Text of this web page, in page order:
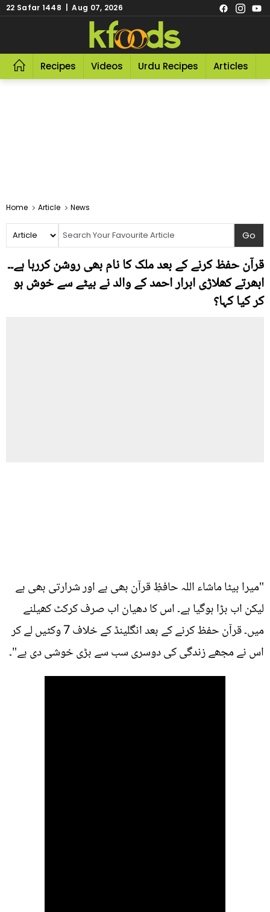
22 Safar 1448 | Aug 07, 2026
Recipes Videos Urdu Recipes Articles
Home Article News
قرآن حفظ کرنے کے بعد ملک کا نام بھی روشن کررہا ہے۔۔
ابھرتے کھلاڑی ابرار احمد کے والد نے بیٹے سے خوش ہو
کر کیا کہا؟
"میرا بیٹا ماشاء اللہ حافظِ قرآن بھی ہے اور شرارتی بھی ہے
لیکن اب بڑا ہوگیا ہے۔ اس کا دھیان اب صرف کرکٹ کھیلنے
میں۔ قرآن حفظ کرنے کے بعد انگلینڈ کے خلاف 7 وکٹیں لے کر
اس نے مجھے زندگی کی دوسری سب سے بڑی خوشی دی ہے"۔